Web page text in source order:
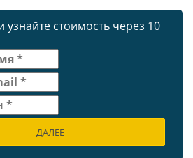
стоимость через 10
ДАЛЕЕ